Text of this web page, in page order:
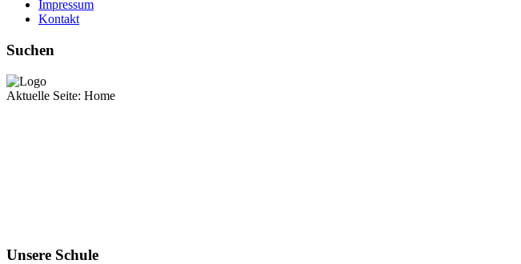
Impressum
Kontakt
Suchen
Aktuelle Seite: Home
Unsere Schule